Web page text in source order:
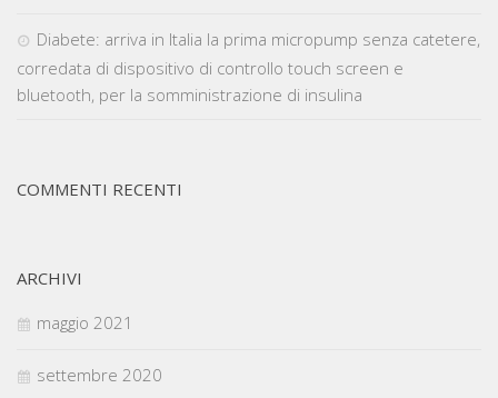
Diabete: arriva in Italia la prima micropump senza catetere,
corredata di dispositivo di controllo touch screen e
bluetooth, per la somministrazione di insulina
COMMENTI RECENTI
ARCHIVI
maggio 2021
settembre 2020